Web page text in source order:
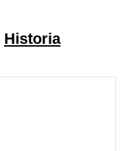
Historia